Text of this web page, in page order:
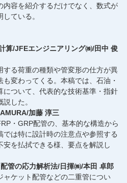
容を紹介するだけでなく、数式が
ている。
算/JFEエンジニアリング㈱/田中 俊
る荷重の種類や管変形の仕方が異
変わってくる。本稿では、石油・
について、代表的な技術基準・指針
した。
加藤 淳三
・GRP配管の、基本的な構造から
は特に設計時の注意点や参照する
を払拭できる様、要点を解説し
管の応力解析法/日揮㈱/本田 卓郎
ケット配管などの二重管につい